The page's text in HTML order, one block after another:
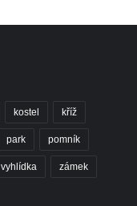
kostel kříž
park pomník
vyhlídka zámek